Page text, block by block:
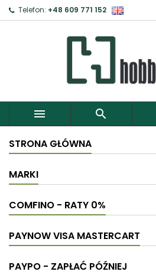
Telefon: +48 609 771 152
 
STRONA GŁÓWNA
MARKI
COMFINO - RATY 0%
PAYNOW VISA MASTERCART
PAYPO - ZAPŁAĆ PÓŹNIEJ